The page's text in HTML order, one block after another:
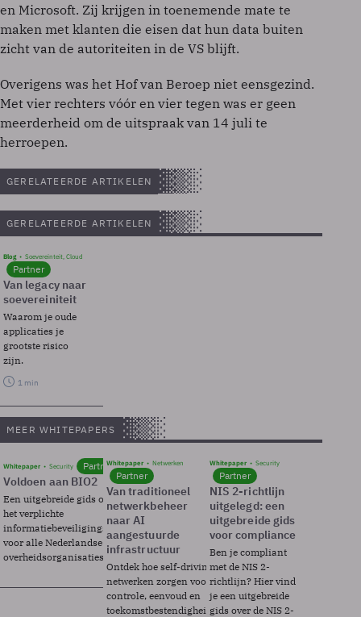
en Microsoft. Zij krijgen in toenemende mate te
maken met klanten die eisen dat hun data buiten
zicht van de autoriteiten in de VS blijft.
Overigens was het Hof van Beroep niet eensgezind.
Met vier rechters vóór en vier tegen was er geen
meerderheid om de uitspraak van 14 juli te
herroepen.
GERELATEERDE ARTIKELEN
GERELATEERDE ARTIKELEN
Blog Soevereinteit, Cloud
Partner
Van legacy naar
soevereiniteit
Waarom je oude
applicaties je
grootste risico
zijn.
1 min
MEER WHITEPAPERS
Whitepaper Security Partner
Voldoen aan BIO2
Een uitgebreide gids over BIO2,
het verplichte
informatiebeveiligingsframework
voor alle Nederlandse
overheidsorganisaties.
Whitepaper Netwerken
Partner
Van traditioneel
netwerkbeheer
naar AI
aangestuurde
infrastructuur
Ontdek hoe self-driving
netwerken zorgen voor
controle, eenvoud en
toekomstbestendigheid.
Whitepaper Security
Partner
NIS 2-richtlijn
uitgelegd: een
uitgebreide gids
voor compliance
Ben je compliant
met de NIS 2-
richtlijn? Hier vind
je een uitgebreide
gids over de NIS 2-